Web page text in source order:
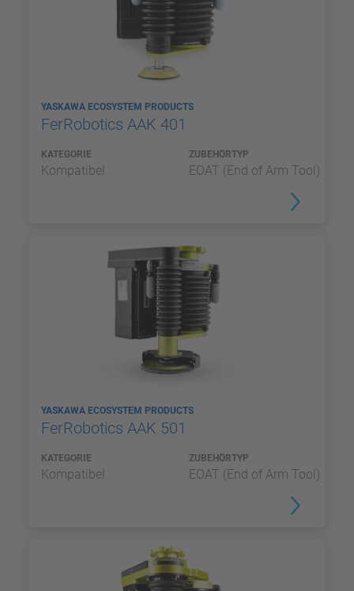
YASKAWA ECOSYSTEM PRODUCTS
FerRobotics AAK 401
KATEGORIE
Kompatibel
ZUBEHÖRTYP
EOAT (End of Arm Tool)
YASKAWA ECOSYSTEM PRODUCTS
FerRobotics AAK 501
KATEGORIE
Kompatibel
ZUBEHÖRTYP
EOAT (End of Arm Tool)